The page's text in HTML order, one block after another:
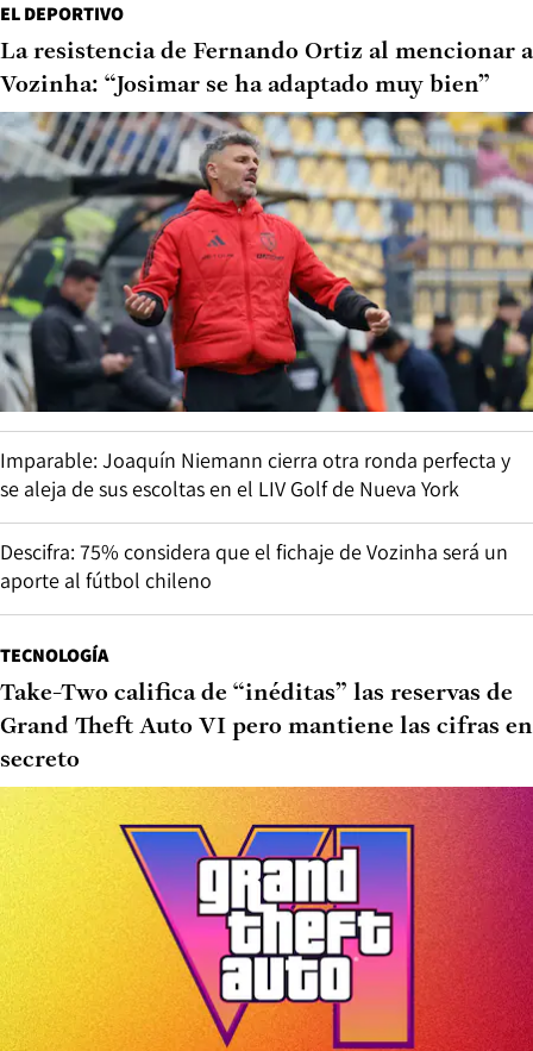
EL DEPORTIVO
La resistencia de Fernando Ortiz al mencionar a
Vozinha: “Josimar se ha adaptado muy bien”
Imparable: Joaquín Niemann cierra otra ronda perfecta y
se aleja de sus escoltas en el LIV Golf de Nueva York
Descifra: 75% considera que el fichaje de Vozinha será un
aporte al fútbol chileno
TECNOLOGÍA
Take-Two califica de “inéditas” las reservas de
Grand Theft Auto VI pero mantiene las cifras en
secreto